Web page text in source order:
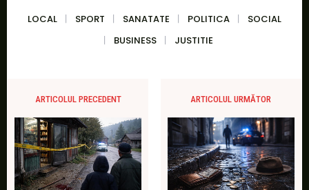
LOCAL SPORT SANATATE POLITICA
SOCIAL
BUSINESS
JUSTITIE
ARTICOLUL PRECEDENT ARTICOLUL URMĂTOR